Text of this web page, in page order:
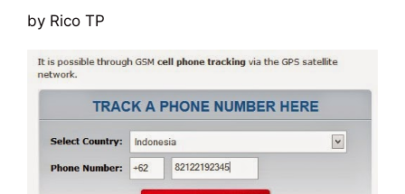
by Rico TP